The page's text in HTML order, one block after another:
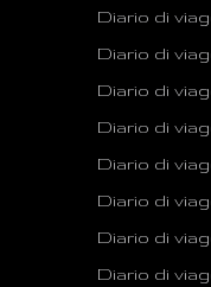
Diario di
Diario di
Diario di
Diario di
Diario di
Diario di
Diario di
Diario di